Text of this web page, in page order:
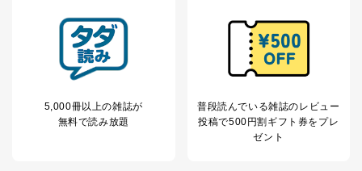
個人情報
に関するご案内のため
SNS公式アカウン
の個人情報
当社のサービス利用状況の把握お
お問い合わせ対応、トラブル対
質向上のため
その他当社のプライバシーポリシ
ー等にて公表する利用目的達成の
5,000冊以上の雑誌が
無料で読み放題
普段読んでいる雑誌のレビュー
投稿で500円割ギフト券をプレ
ゼント